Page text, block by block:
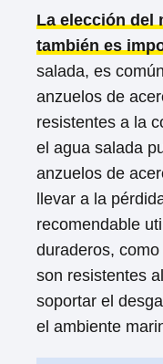
La elección del
también es
salada, es
anzuelos de
resistentes a la
el agua salada
anzuelos de
llevar a la
recomendable
duraderos,
son resistentes
soportar el
el ambiente